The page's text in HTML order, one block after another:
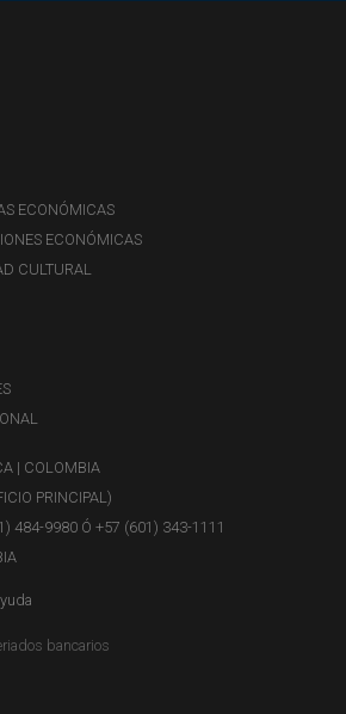
suave del producto potencial y
atribuir a choques
parte de la variabilidad del producto
ECONÓMICAS
ECONÓMICAS
CULTURAL
| COLOMBIA
PRINCIPAL)
484-9980 Ó +57 (601) 343-1111
bancarios